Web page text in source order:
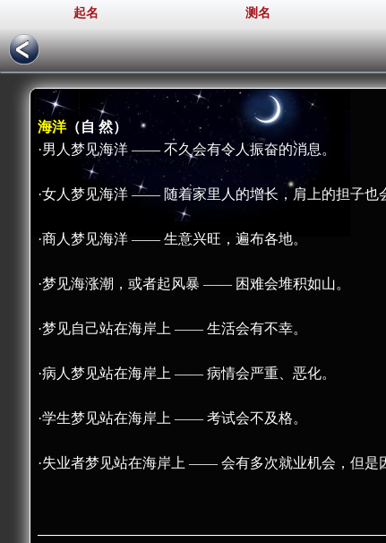
起名 测名
海洋（自 然）
·男人梦见海洋 —— 不久会有令人振奋的消息。
·女人梦见海洋 —— 随着家里人的增长，肩上的担子也
·商人梦见海洋 —— 生意兴旺，遍布各地。
·梦见海涨潮，或者起风暴 —— 困难会堆积如山。
·梦见自己站在海岸上 —— 生活会有不幸。
·病人梦见站在海岸上 —— 病情会严重、恶化。
·学生梦见站在海岸上 —— 考试会不及格。
·失业者梦见站在海岸上 —— 会有多次就业机会，但是